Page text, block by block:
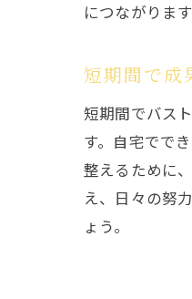
につながりま
短期間で成
短期間でバス
す。自宅でで
整えるために
え、日々の努
ょう。